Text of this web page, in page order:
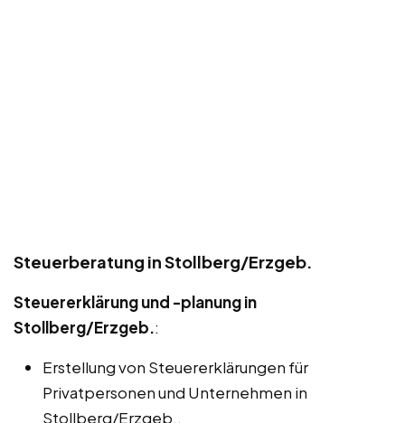
Steuerberatung in Stollberg/Erzgeb.
Steuererklärung und -planung in
Stollberg/Erzgeb.:
Erstellung von Steuererklärungen für
Privatpersonen und Unternehmen in
Stollberg/Erzgeb..